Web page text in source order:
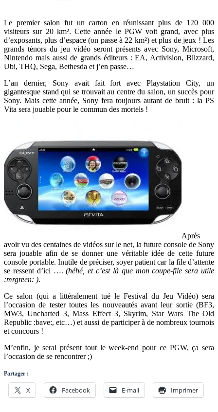
Le premier salon fut un carton en réunissant plus de 120 000
visiteurs sur 20 km². Cette année le PGW voit grand, avec plus
d’exposants, plus d’espace (on passe à 22 km²) et plus de jeux ! Les
grands ténors du jeu vidéo seront présents avec Sony, Microsoft,
Nintendo mais aussi de grands éditeurs : EA, Activision, Blizzard,
Ubi, THQ, Sega, Bethesda et j’en passe…
L’an dernier, Sony avait fait fort avec Playstation City, un
gigantesque stand qui se trouvait au centre du salon, un succès pour
Sony. Mais cette année, Sony fera toujours autant de bruit : la PS
Vita sera jouable pour le commun des mortels !
Après
avoir vu des centaines de vidéos sur le net, la future console de Sony
sera jouable afin de se donner une véritable idée de cette future
console portable. Inutile de préciser, soyer patient car la file d’attente
se ressent d’ici ….(héhé, et c’est là que mon coupe-file sera utile
:mrgreen: ).
Ce salon (qui a littéralement tué le Festival du Jeu Vidéo) sera
l’occasion de tester toutes les nouveautés avant leur sortie (BF3,
MW3, Uncharted 3, Mass Effect 3, Skyrim, Star Wars The Old
Republic :bave:, etc…) et aussi de participer à de nombreux tournois
et concours !
M’enfin, je serai présent tout le week-end pour ce PGW, ça sera
l’occasion de se rencontrer ;)
Partager :
X Facebook E-mail Imprimer